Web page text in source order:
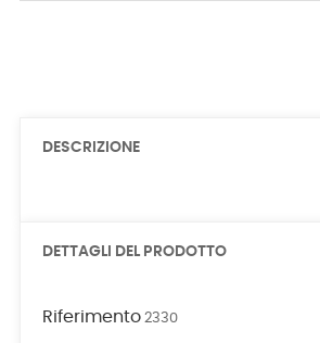
DESCRIZIONE
DETTAGLI DEL PRODOTTO
Riferimento 2330